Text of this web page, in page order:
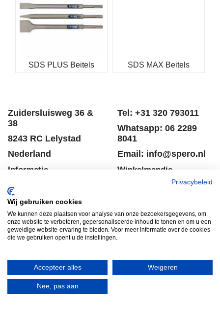
SDS PLUS Beitels SDS MAX Beitels
Zuidersluisweg 36 &
38
8243 RC Lelystad
Nederland
Informatie
Tel: +31 320 793011
Whatsapp: 06 2289
8041
Email: info@spero.nl
Winkelmandje
Contact
Voorwaarden
Winkelmandje
Disclaimer
Garantie voorwaarden
HERROEPINGSKNOP
Privacybeleid
Wij gebruiken cookies
We kunnen deze plaatsen voor analyse van onze bezoekersgegevens, om
onze website te verbeteren, gepersonaliseerde inhoud te tonen en om u een
geweldige website-ervaring te bieden. Voor meer informatie over de cookies
die we gebruiken opent u de instellingen.
Accepteer alles Weigeren
Nee, pas aan